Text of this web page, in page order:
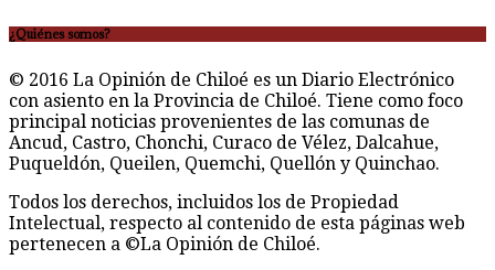
¿Quiénes somos?
© 2016 La Opinión de Chiloé es un Diario Electrónico
con asiento en la Provincia de Chiloé. Tiene como foco
principal noticias provenientes de las comunas de
Ancud, Castro, Chonchi, Curaco de Vélez, Dalcahue,
Puqueldón, Queilen, Quemchi, Quellón y Quinchao.
Todos los derechos, incluidos los de Propiedad
Intelectual, respecto al contenido de esta páginas web
pertenecen a ©La Opinión de Chiloé.